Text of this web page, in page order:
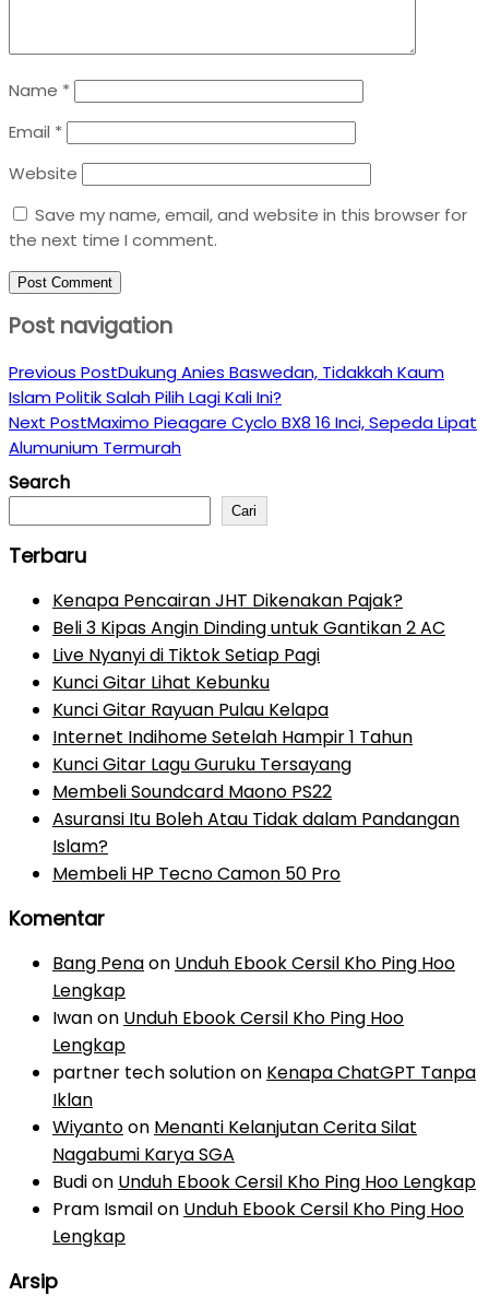
Name *
Email *
Website
Save my name, email, and website in this browser for
the next time I comment.
Post navigation
Previous PostDukung Anies Baswedan, Tidakkah Kaum
Islam Politik Salah Pilih Lagi Kali Ini?
Next PostMaximo Pieagare Cyclo BX8 16 Inci, Sepeda Lipat
Alumunium Termurah
Search
Cari
Terbaru
Kenapa Pencairan JHT Dikenakan Pajak?
Beli 3 Kipas Angin Dinding untuk Gantikan 2 AC
Live Nyanyi di Tiktok Setiap Pagi
Kunci Gitar Lihat Kebunku
Kunci Gitar Rayuan Pulau Kelapa
Internet Indihome Setelah Hampir 1 Tahun
Kunci Gitar Lagu Guruku Tersayang
Membeli Soundcard Maono PS22
Asuransi Itu Boleh Atau Tidak dalam Pandangan
Islam?
Membeli HP Tecno Camon 50 Pro
Komentar
Bang Penaon Unduh Ebook Cersil Kho Ping Hoo
Lengkap
Iwanon Unduh Ebook Cersil Kho Ping Hoo
Lengkap
partner tech solutionon Kenapa ChatGPT Tanpa
Iklan
Wiyantoon Menanti Kelanjutan Cerita Silat
Nagabumi Karya SGA
Budion Unduh Ebook Cersil Kho Ping Hoo Lengkap
Pram Ismailon Unduh Ebook Cersil Kho Ping Hoo
Lengkap
Arsip